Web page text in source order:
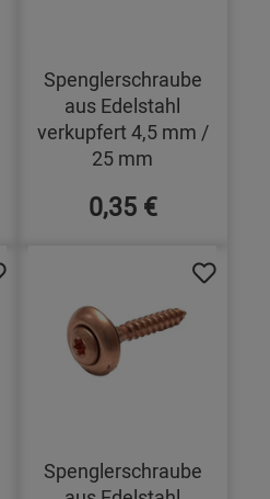
Spenglerschraube
aus Edelstahl
verkupfert 4,5 mm /
25 mm
0,35 €
Spenglerschraube